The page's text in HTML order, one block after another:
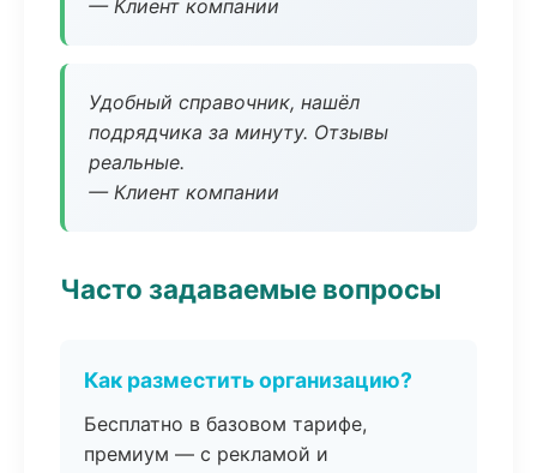
— Клиент компании
Удобный справочник, нашёл
подрядчика за минуту. Отзывы
реальные.
— Клиент компании
Часто задаваемые вопросы
Как разместить организацию?
Бесплатно в базовом тарифе,
премиум — с рекламой и